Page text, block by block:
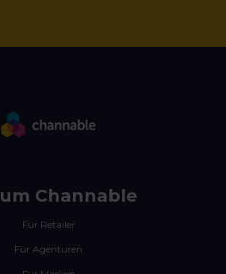
Channable
Für Retailer
Für Agenturen